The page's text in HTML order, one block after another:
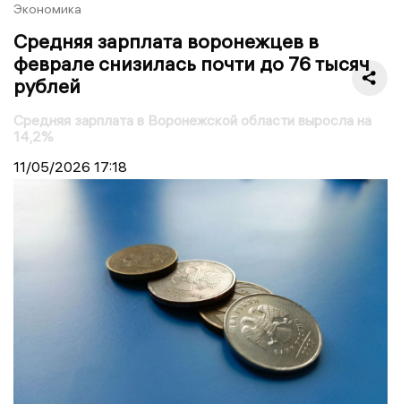
Экономика
Средняя зарплата воронежцев в
феврале снизилась почти до 76 тысяч
рублей
Средняя зарплата в Воронежской области выросла на
14,2%
11/05/2026 17:18